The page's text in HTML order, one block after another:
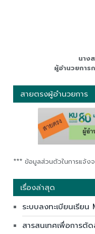
นาง
ผู้อำนวยการ
สายตรงผู้อำนวยการ
*** ข้อมูลส่วนตัวในการแจ้งจ
เรื่องล่าสุด
ระบบลงทะเบียนเรียน
สารสนเทศเพื่อการตั